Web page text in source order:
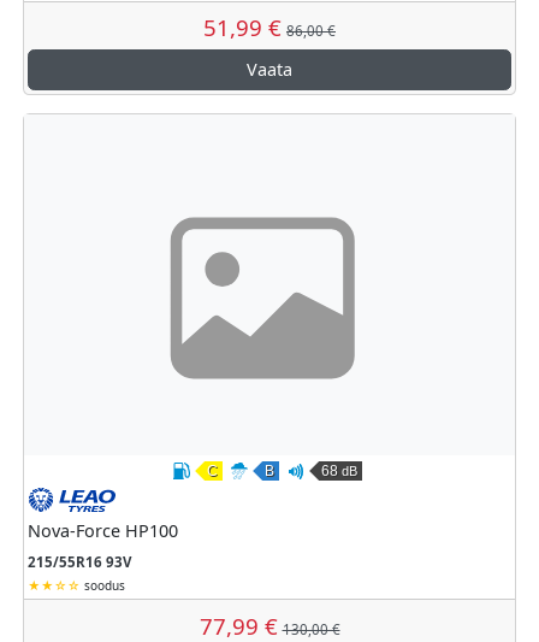
51,99 € 86,00 €
Vaata
Kütusesäästlikkus
C
Märghaardumine
B
Väline veeremismüra
68 dB
Nova-Force HP100
215/55R16 93V
soodus
77,99 € 130,00 €